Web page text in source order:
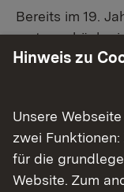
Bereits im 19.
erste
Grabhügeln
etablierte
Ravensburg
Mittelalter- und
Hinweis zu
Unsere
zwei
für die
Website. Zum